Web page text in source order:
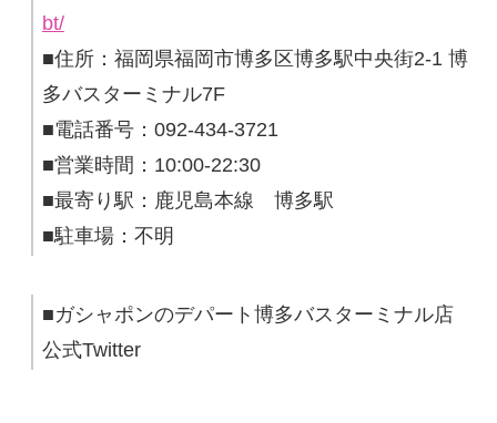
bt/
■住所：福岡県福岡市博多区博多駅中央街2-1 博
多バスターミナル7F
■電話番号：092-434-3721
■営業時間：10:00-22:30
■最寄り駅：鹿児島本線 博多駅
■駐車場：不明
■ガシャポンのデパート博多バスターミナル店
公式Twitter